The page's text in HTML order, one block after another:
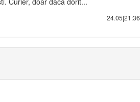
24.05|21:36